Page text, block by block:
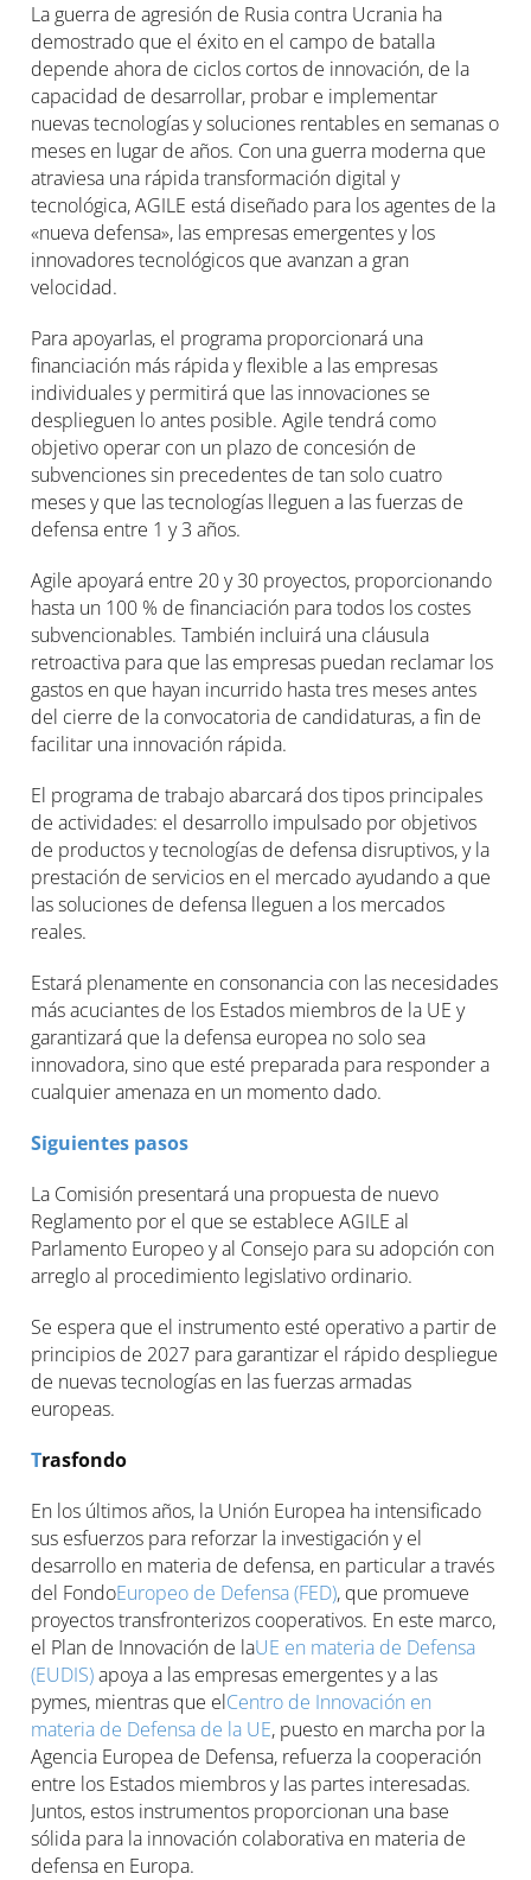
La guerra de agresión de Rusia contra Ucrania ha
demostrado que el éxito en el campo de batalla
depende ahora de ciclos cortos de innovación, de la
capacidad de desarrollar, probar e implementar
nuevas tecnologías y soluciones rentables en semanas o
meses en lugar de años. Con una guerra moderna que
atraviesa una rápida transformación digital y
tecnológica, AGILE está diseñado para los agentes de la
«nueva defensa», las empresas emergentes y los
innovadores tecnológicos que avanzan a gran
velocidad.
Para apoyarlas, el programa proporcionará una
financiación más rápida y flexible a las empresas
individuales y permitirá que las innovaciones se
desplieguen lo antes posible. Agile tendrá como
objetivo operar con un plazo de concesión de
subvenciones sin precedentes de tan solo cuatro
meses y que las tecnologías lleguen a las fuerzas de
defensa entre 1 y 3 años.
Agile apoyará entre 20 y 30 proyectos, proporcionando
hasta un 100 % de financiación para todos los costes
subvencionables. También incluirá una cláusula
retroactiva para que las empresas puedan reclamar los
gastos en que hayan incurrido hasta tres meses antes
del cierre de la convocatoria de candidaturas, a fin de
facilitar una innovación rápida.
El programa de trabajo abarcará dos tipos principales
de actividades: el desarrollo impulsado por objetivos
de productos y tecnologías de defensa disruptivos, y la
prestación de servicios en el mercado ayudando a que
las soluciones de defensa lleguen a los mercados
reales.
Estará plenamente en consonancia con las necesidades
más acuciantes de los Estados miembros de la UE y
garantizará que la defensa europea no solo sea
innovadora, sino que esté preparada para responder a
cualquier amenaza en un momento dado.
Siguientes pasos
La Comisión presentará una propuesta de nuevo
Reglamento por el que se establece AGILE al
Parlamento Europeo y al Consejo para su adopción con
arreglo al procedimiento legislativo ordinario.
Se espera que el instrumento esté operativo a partir de
principios de 2027 para garantizar el rápido despliegue
de nuevas tecnologías en las fuerzas armadas
europeas.
Trasfondo
En los últimos años, la Unión Europea ha intensificado
sus esfuerzos para reforzar la investigación y el
desarrollo en materia de defensa, en particular a través
del FondoEuropeo de Defensa (FED), que promueve
proyectos­ transfronterizos cooperativos. En este marco,
el Plan de Innovación de laUE en materia de Defensa
(EUDIS)apoya a las­ empresas emergentes y a las
pymes, mientras que elCentro de Innovación en
materia de Defensa de la UE, puesto en marcha por la
Agencia Europea de Defensa, refuerza la cooperación
entre los Estados miembros y las partes interesadas.
Juntos, estos instrumentos proporcionan una base
sólida para la innovación colaborativa en materia de
defensa en Europa.